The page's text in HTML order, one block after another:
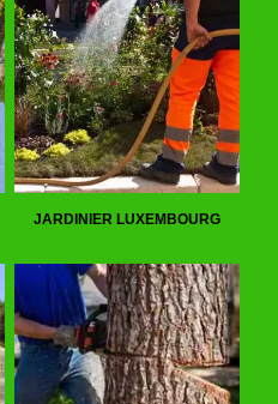
JARDINIER LUXEMBOURG